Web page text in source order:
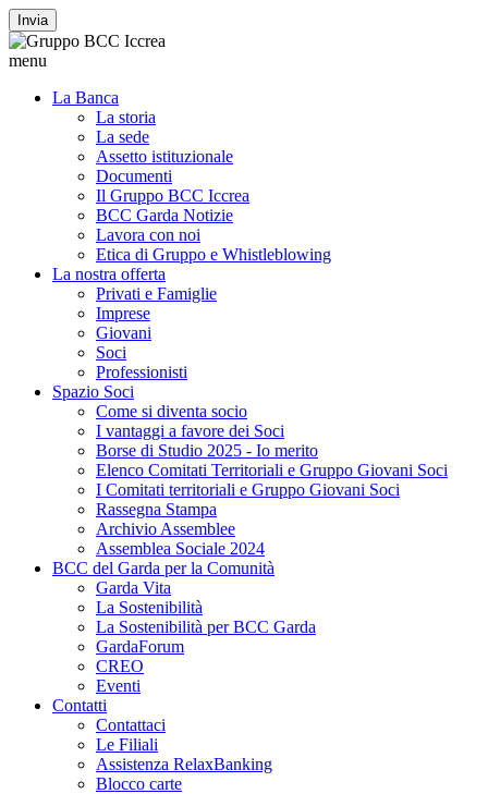
Invia
menu
La Banca
La storia
La sede
Assetto istituzionale
Documenti
Il Gruppo BCC Iccrea
BCC Garda Notizie
Lavora con noi
Etica di Gruppo e Whistleblowing
La nostra offerta
Privati e Famiglie
Imprese
Giovani
Soci
Professionisti
Spazio Soci
Come si diventa socio
I vantaggi a favore dei Soci
Borse di Studio 2025 - Io merito
Elenco Comitati Territoriali e Gruppo Giovani Soci
I Comitati territoriali e Gruppo Giovani Soci
Rassegna Stampa
Archivio Assemblee
Assemblea Sociale 2024
BCC del Garda per la Comunità
Garda Vita
La Sostenibilità
La Sostenibilità per BCC Garda
GardaForum
CREO
Eventi
Contatti
Contattaci
Le Filiali
Assistenza RelaxBanking
Blocco carte